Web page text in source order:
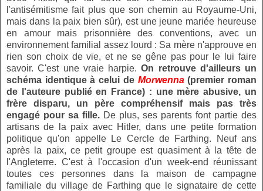
l'antisémitisme fait plus que son chemin au Royaume-Uni,
mais dans la paix bien sûr), est une jeune mariée heureuse
en amour mais prisonnière des conventions, avec un
environnement familial assez lourd : Sa mère n'approuve en
rien son choix de vie, et ne se gêne pas pour le lui faire
savoir. C'est une vraie harpie.On retrouve d'ailleurs un
schéma identique à celui de Morwenna(premier roman
de l'auteure publié en France) : une mère abusive, un
frère disparu, un père compréhensif mais pas très
engagé pour sa fille. De plus, ses parents font partie des
artisans de la paix avec Hitler, dans une petite formation
politique qu'on appelle Le Cercle de Farthing. Neuf ans
après la paix, ce petit groupe est quasiment à la tête de
l'Angleterre. C'est à l'occasion d'un week-end réunissant
toutes ces personnes dans la maison de campagne
familiale du village de Farthing que le signataire de cette